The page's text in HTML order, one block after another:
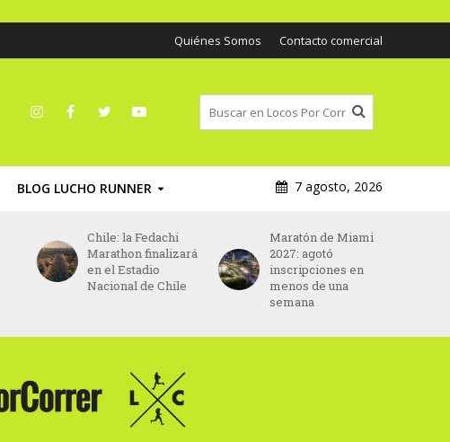
Quiénes Somos Contacto comercial
BLOG LUCHO RUNNER 7 agosto, 2026
Maratón de Miami
2027: agotó
inscripciones en
menos de una
Asics será el nuevo
patrocinador
principal del
Maratón de París
desde 2027